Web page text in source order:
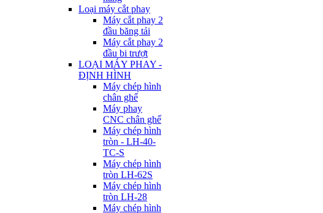
Loại máy cắt phay
Máy cắt phay 2
đầu băng tải
Máy cắt phay 2
đầu bi trượt
LOẠI MÁY PHAY -
ĐỊNH HÌNH
Máy chép hình
chân ghế
Máy phay
CNC chân ghế
Máy chép hình
tròn - LH-40-
TC-S
Máy chép hình
tròn LH-62S
Máy chép hình
tròn LH-28
Máy chép hình